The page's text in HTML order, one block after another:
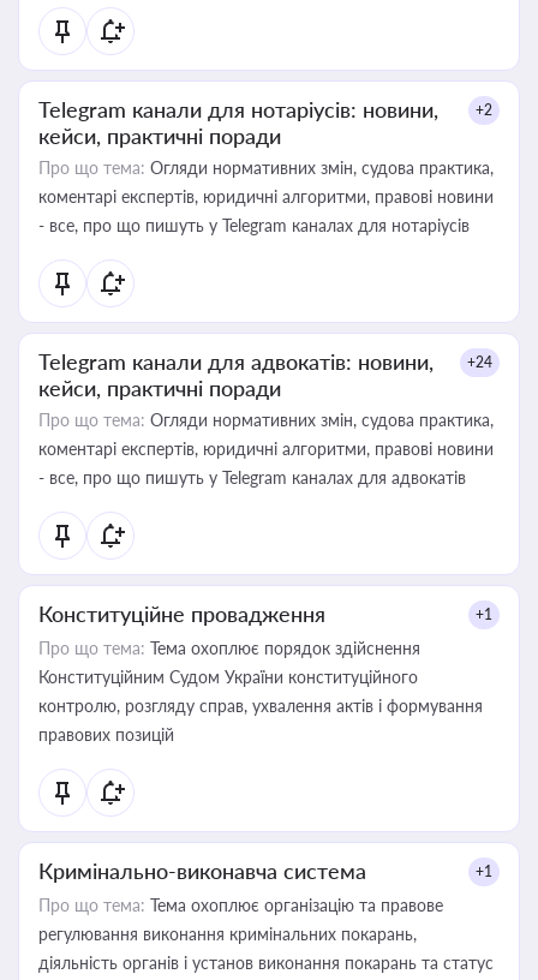
Telegram канали для нотаріусів: новини,
кейси, практичні поради
+2
Про що тема: Огляди нормативних змін, судова практика,
коментарі експертів, юридичні алгоритми, правові новини
- все, про що пишуть у Telegram каналах для нотаріусів
Telegram канали для адвокатів: новини,
кейси, практичні поради
+24
Про що тема: Огляди нормативних змін, судова практика,
коментарі експертів, юридичні алгоритми, правові новини
- все, про що пишуть у Telegram каналах для адвокатів
Конституційне провадження +1
Про що тема: Тема охоплює порядок здійснення
Конституційним Судом України конституційного
контролю, розгляду справ, ухвалення актів і формування
правових позицій
Кримінально-виконавча система +1
Про що тема: Тема охоплює організацію та правове
регулювання виконання кримінальних покарань,
діяльність органів і установ виконання покарань та статус